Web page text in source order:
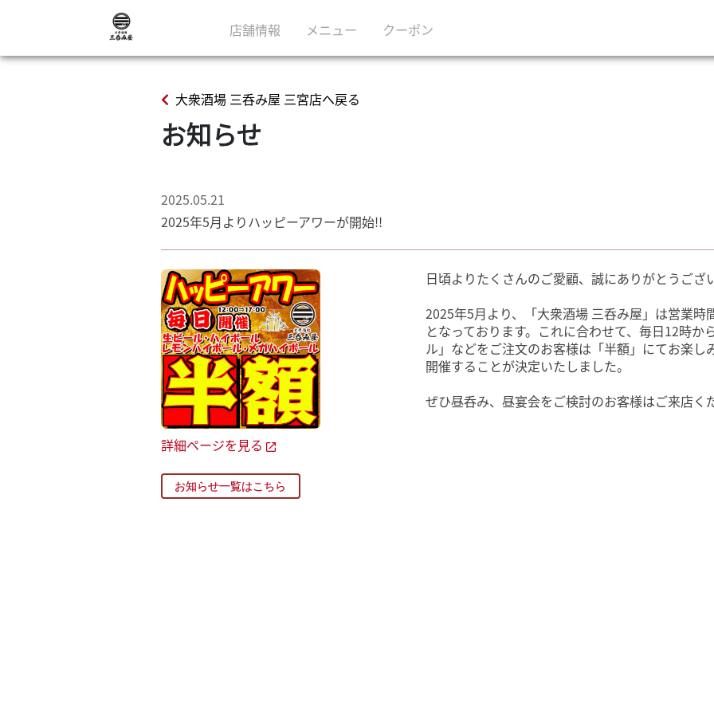
店舗情報 メニュー クーポン
大衆酒場 三呑み屋 三宮店へ戻る
お知らせ
2025.05.21
2025年5月よりハッピーアワーが開始!!
詳細ページを見る
お知らせ一覧はこちら
日頃よりたくさんのご愛顧、誠にありがとうござ
2025年5月より、「大衆酒場 三呑み屋」は営業
となっております。これに合わせて、毎日12時
ル」などをご注文のお客様は「半額」にてお楽し
開催することが決定いたしました。
ぜひ昼呑み、昼宴会をご検討のお客様はご来店く